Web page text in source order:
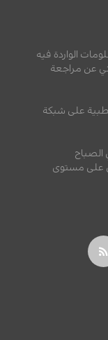
الواردة فيه
عن مراجعة
على شبكة
على مستوى